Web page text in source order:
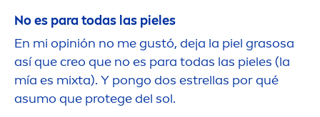
No es para todas las pieles
En mi opinión no me gustó, deja la piel grasosa
así que creo que no es para todas las pieles (la
mía es mixta). Y pongo dos estrellas por qué
asumo que protege del sol.